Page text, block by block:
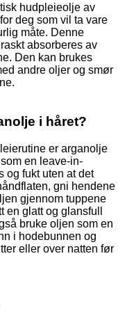
hudpleieolje av
deg som vil ta vare
måte. Denne
absorberes av
Den kan brukes
andre oljer og smør
i håret?
er arganolje
en leave-in-
og fukt uten at det
gni hendene
gjennom tuppene
en glatt og glansfull
bruke oljen som en
i hodebunnen og
eller over natten før